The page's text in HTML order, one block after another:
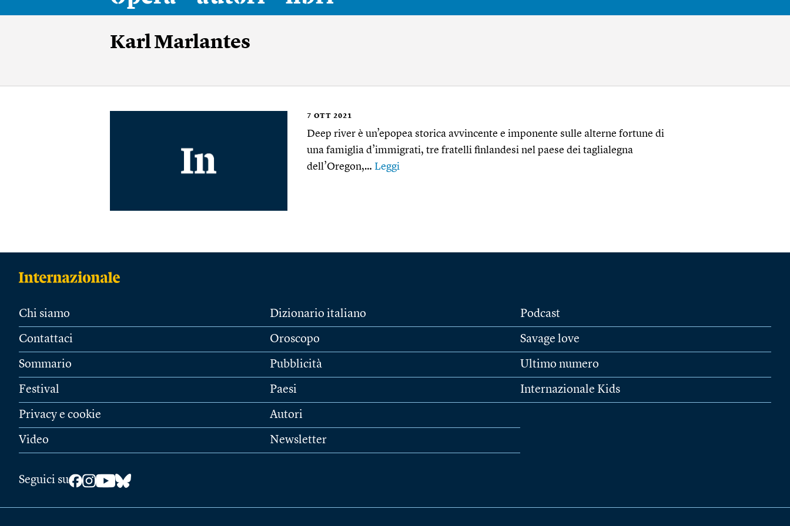
Karl Marlantes
7 OTT 2021
Deep river è un’epopea storica avvincente e imponente sulle alterne fortune di
una famiglia d’immigrati, tre fratelli finlandesi nel paese dei taglialegna
dell’Oregon,… Leggi
Chi siamo
Contattaci
Sommario
Festival
Privacy e cookie
Video
Dizionario italiano
Oroscopo
Pubblicità
Paesi
Autori
Newsletter
Podcast
Savage love
Ultimo numero
Internazionale Kids
Seguici su